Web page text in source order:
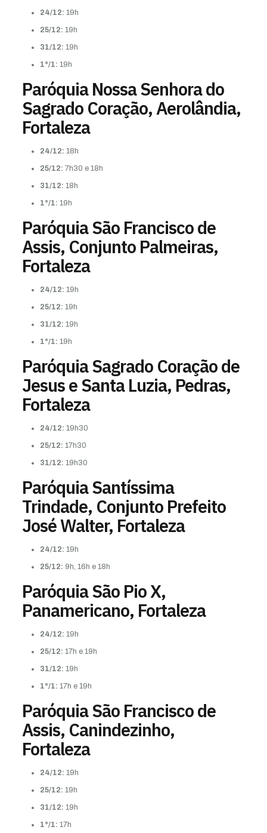
24/12: 19h
25/12: 19h
31/12: 19h
1°/1: 19h
Paróquia Nossa Senhora do
Sagrado Coração, Aerolândia,
Fortaleza
24/12: 18h
25/12: 7h30 e 18h
31/12: 18h
1°/1: 19h
Paróquia São Francisco de
Assis, Conjunto Palmeiras,
Fortaleza
24/12: 19h
25/12: 19h
31/12: 19h
1°/1: 19h
Paróquia Sagrado Coração de
Jesus e Santa Luzia, Pedras,
Fortaleza
24/12: 19h30
25/12: 17h30
31/12: 19h30
Paróquia Santíssima
Trindade, Conjunto Prefeito
José Walter, Fortaleza
24/12: 19h
25/12: 9h, 16h e 18h
Paróquia São Pio X,
Panamericano, Fortaleza
24/12: 19h
25/12: 17h e 19h
31/12: 19h
1°/1: 17h e 19h
Paróquia São Francisco de
Assis, Canindezinho,
Fortaleza
24/12: 19h
25/12: 19h
31/12: 19h
1°/1: 17h